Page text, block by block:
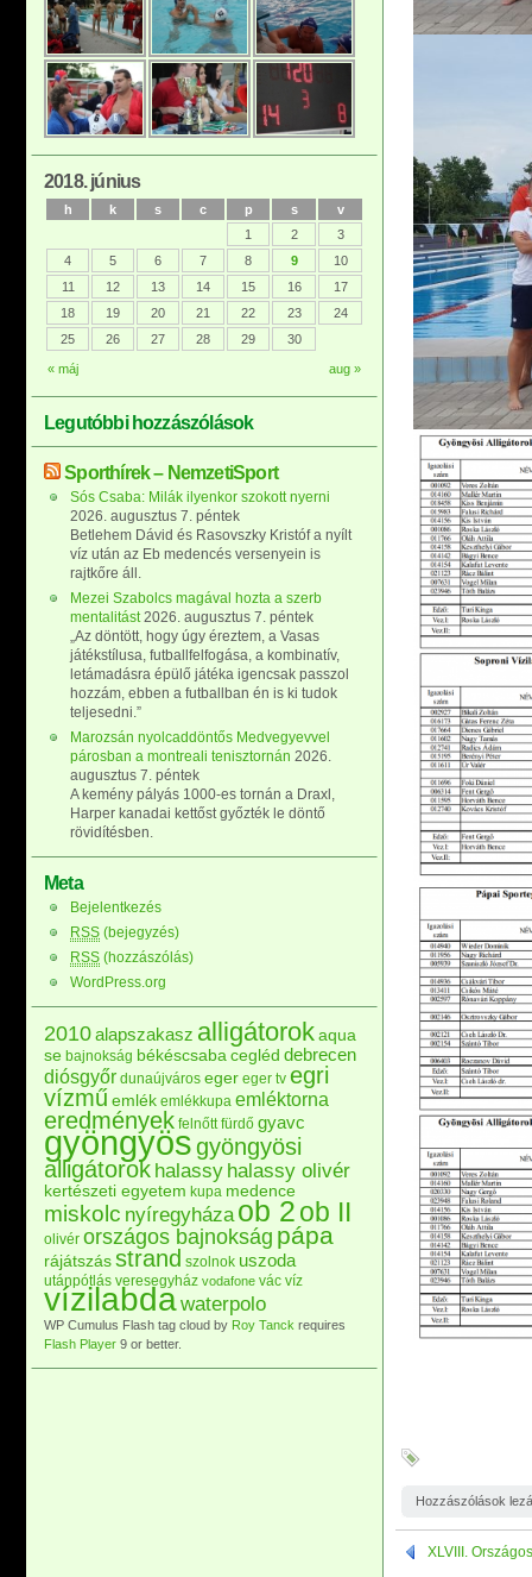
Hozzászólások
XLVIII.
2018. június
h k s c p s v
« máj aug »
1 2
3
4
5 6 7 8 9
10
11
12 13 14 15 16
17
18
19 20 21 22 23
24
25
26 27 28 29 30
Legutóbbi hozzászólások
Sporthírek – NemzetiSport
Sós Csaba: Milák ilyenkor szokott nyerni
2026. augusztus 7. péntek
Betlehem Dávid és Rasovszky Kristóf a nyílt
víz után az Eb medencés versenyein is
rajtkőre áll.
Mezei Szabolcs magával hozta a szerb
mentalitást 2026. augusztus 7. péntek
„Az döntött, hogy úgy éreztem, a Vasas
játékstílusa, futballfelfogása, a kombinatív,
letámadásra épülő játéka igencsak passzol
hozzám, ebben a futballban én is ki tudok
teljesedni.”
Marozsán nyolcaddöntős Medvegyevvel
párosban a montreali tenisztornán 2026.
augusztus 7. péntek
A kemény pályás 1000-es tornán a Draxl,
Harper kanadai kettőst győzték le döntő
rövidítésben.
Meta
Bejelentkezés
RSS (bejegyzés)
RSS (hozzászólás)
WordPress.org
2010alapszakasz alligátorokaqua
se bajnokság békéscsaba cegléd debrecen
diósgyőr dunaújváros eger eger tv egri
vízműemlék emlékkupa emléktorna
eredmények felnőtt fürdő gyavc
gyöngyösgyöngyösi
alligátorok halassy halassy olivér
kertészeti egyetem kupa medence
miskolc nyíregyháza ob 2ob II
olivér országos bajnokság pápa
rájátszás strand szolnok uszoda
utánpótlás veresegyház vodafone vác víz
vízilabdawaterpolo
WP Cumulus Flash tag cloud by Roy Tanck requires
Flash Player 9 or better.